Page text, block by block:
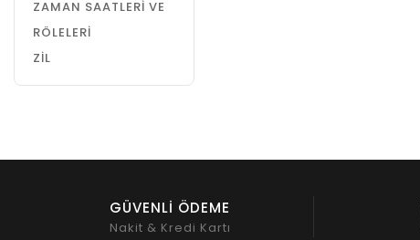
ZAMAN SAATLERİ VE
RÖLELERİ
ZİL
GÜVENLİ ÖDEME
Nakit & Kredi Kartı